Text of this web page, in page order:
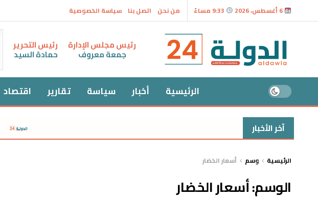
6 أغسطس، 2026 من نحن اتصل بنا سياسة الخصوصية
رئيس مجلس الإدارة
جمعة معروف
رئيس التحرير
حمادة السيد
الرئيسية أخبار سياسة تقارير اقتصاد
آخر الأخبار السيطرة
الرئيسية وسم أسعار الخضار
الوسم:أسعار الخضار